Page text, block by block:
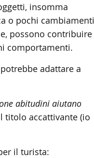
insomma
o pochi cambiamenti
possono contribuire
comportamenti.
adattare a
abitudini aiutano
titolo accattivante (io
il turista: